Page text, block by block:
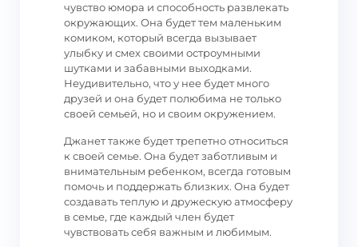
чувство юмора и способность развлекать
окружающих. Она будет тем маленьким
комиком, который всегда вызывает
улыбку и смех своими остроумными
шутками и забавными выходками.
Неудивительно, что у нее будет много
друзей и она будет полюбима не только
своей семьей, но и своим окружением.
Джанет также будет трепетно относиться
к своей семье. Она будет заботливым и
внимательным ребенком, всегда готовым
помочь и поддержать близких. Она будет
создавать теплую и дружескую атмосферу
в семье, где каждый член будет
чувствовать себя важным и любимым.